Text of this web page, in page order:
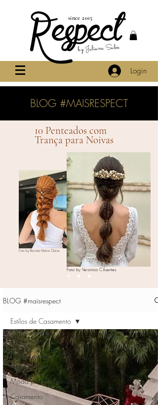
Login
since 2015
by Juliana Sales
BLOG #MAISRESPECT
10 Penteados com
Trança para Noivas
Foto by Revista Marie Claire
Foto by Veronica Cifuentes
BLOG #maisrespect
Todos posts
Planejamento e
Inspirações
Moda para Casamento
Casamento
Estilos de Casamento